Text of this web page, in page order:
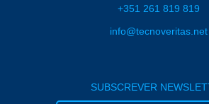
+351 261 819 819
info@tecnoveritas.net
SUBSCREVER